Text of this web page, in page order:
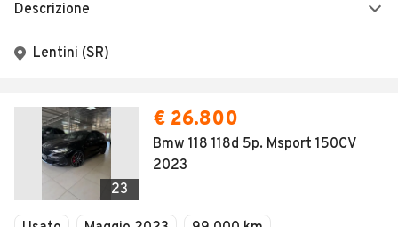
Descrizione
Lentini (SR)
23
€ 26.800
Bmw 118 118d 5p. Msport 150CV
2023